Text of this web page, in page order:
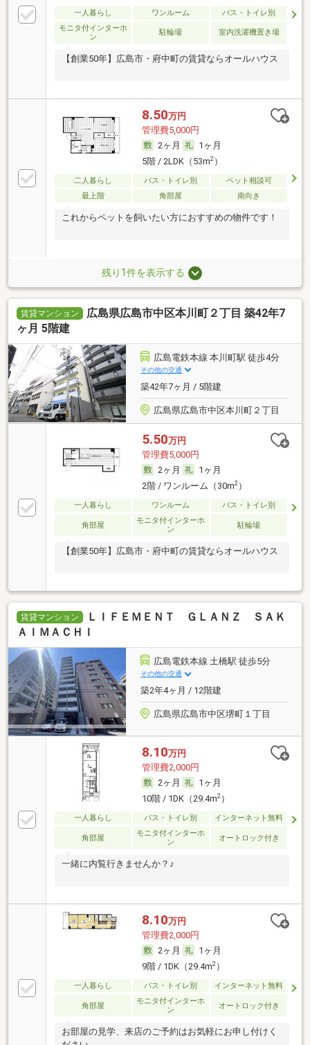
一人暮らし ワンルーム
バス・トイレ別
モニタ付インターホ
ン
駐輪場 室内洗濯機置き場
【創業50年】広島市・府中町の賃貸ならオールハウス
8.50万円
管理費5,000円
2ヶ月
1ヶ月
5階 / 2LDK（53m2）
二人暮らし バス・トイレ別
ペット相談可
最上階
角部屋 南向き
これからペットを飼いたい方におすすめの物件です！
残り1件を表示する
賃貸マンション
広島県広島市中区本川町２丁目 築42年7
ヶ月 5階建
広島電鉄本線 本川町駅 徒歩4分
その他の交通
築42年7ヶ月 / 5階建
広島県広島市中区本川町２丁目
5.50万円
管理費5,000円
2ヶ月
1ヶ月
2階 / ワンルーム（30m2）
一人暮らし ワンルーム バス・トイレ別
角部屋
モニタ付インターホ
ン
駐輪場
【創業50年】広島市・府中町の賃貸ならオールハウス
賃貸マンション
ＬＩＦＥＭＥＮＴ ＧＬＡＮＺ ＳＡＫ
ＡＩＭＡＣＨＩ
広島電鉄本線 土橋駅 徒歩5分
その他の交通
築2年4ヶ月 / 12階建
広島県広島市中区堺町１丁目
8.10万円
管理費2,000円
2ヶ月
1ヶ月
10階 / 1DK（29.4m2）
一人暮らし バス・トイレ別 インターネット無料
角部屋
モニタ付インターホ
ン
オートロック付き
一緒に内覧行きませんか？♪
8.10万円
管理費2,000円
2ヶ月
1ヶ月
9階 / 1DK（29.4m2）
一人暮らし バス・トイレ別 インターネット無料
角部屋
モニタ付インターホ
ン
オートロック付き
お部屋の見学、来店のご予約はお気軽にお申し付けく